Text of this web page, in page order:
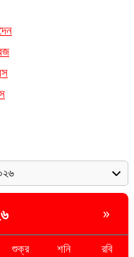
»
শুক্র শনি রবি